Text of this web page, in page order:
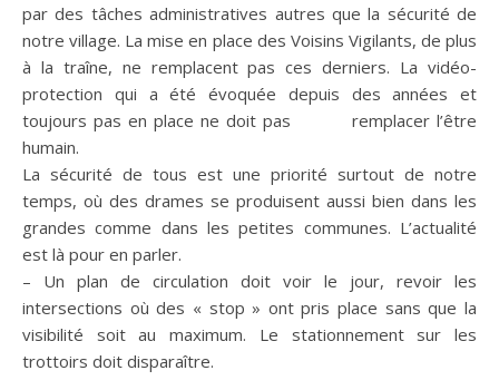
par des tâches administratives autres que la sécurité de
notre village. La mise en place des Voisins Vigilants, de plus
à la traîne, ne remplacent pas ces derniers. La vidéo-
protection qui a été évoquée depuis des années et
toujours pas en place ne doit pas remplacer l’être
humain.
La sécurité de tous est une priorité surtout de notre
temps, où des drames se produisent aussi bien dans les
grandes comme dans les petites communes. L’actualité
est là pour en parler.
– Un plan de circulation doit voir le jour, revoir les
intersections où des « stop » ont pris place sans que la
visibilité soit au maximum. Le stationnement sur les
trottoirs doit disparaître.